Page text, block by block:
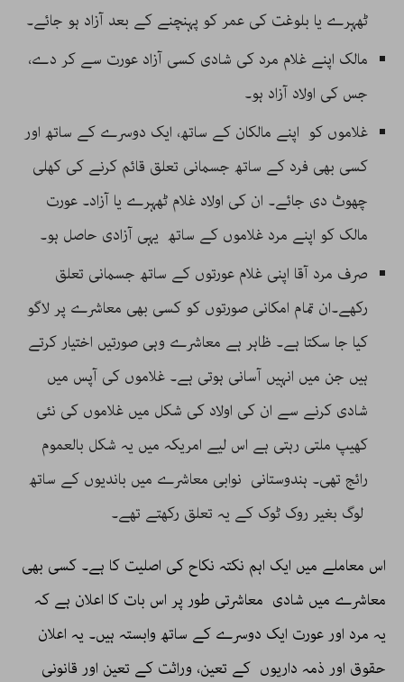
ٹھہرے یا بلوغت کی عمر کو پہنچنے کے بعد آزاد ہو جائے۔
مالک اپنے غلام مرد کی شادی کسی آزاد عورت سے کر دے،
جس کی اولاد آزاد ہو۔
غلاموں کو اپنے مالکان کے ساتھ، ایک دوسرے کے ساتھ اور
کسی بھی فرد کے ساتھ جسمانی تعلق قائم کرنے کی کھلی
چھوٹ دی جائے۔ ان کی اولاد غلام ٹھہرے یا آزاد۔ عورت
مالک کو اپنے مرد غلاموں کے ساتھ یہی آزادی حاصل ہو۔
صرف مرد آقا اپنی غلام عورتوں کے ساتھ جسمانی تعلق
رکھے۔ان تمام امکانی صورتوں کو کسی بھی معاشرے پر لاگو
کیا جا سکتا ہے۔ ظاہر ہے معاشرے وہی صورتیں اختیار کرتے
ہیں جن میں انہیں آسانی ہوتی ہے۔ غلاموں کی آپس میں
شادی کرنے سے ان کی اولاد کی شکل میں غلاموں کی نئی
کھیپ ملتی رہتی ہے اس لیے امریکہ میں یہ شکل بالعموم
رائج تھی۔ ہندوستانی نوابی معاشرے میں باندیوں کے ساتھ
لوگ بغیر روک ٹوک کے یہ تعلق رکھتے تھے۔
اس معاملے میں ایک اہم نکتہ نکاح کی اصلیت کا ہے۔ کسی بھی
معاشرے میں شادی معاشرتی طور پر اس بات کا اعلان ہے کہ
یہ مرد اور عورت ایک دوسرے کے ساتھ وابستہ ہیں۔ یہ اعلان
حقوق اور ذمہ داریوں کے تعین، وراثت کے تعین اور قانونی